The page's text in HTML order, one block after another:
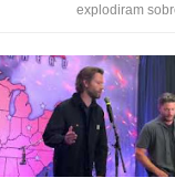
explodiram